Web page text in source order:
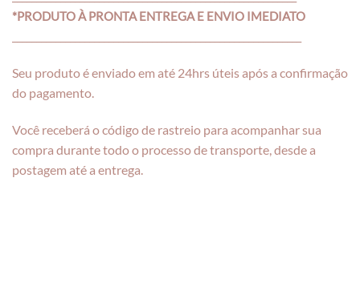
*PRODUTO À PRONTA ENTREGA E ENVIO IMEDIATO
Seu produto é enviado em até 24hrs úteis após a confirmação
do pagamento.
Você receberá o código de rastreio para acompanhar sua
compra durante todo o processo de transporte, desde a
postagem até a entrega.